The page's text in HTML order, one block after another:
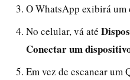
O WhatsApp exibirá
No celular, vá até
Conectar um
Em vez de escanear um